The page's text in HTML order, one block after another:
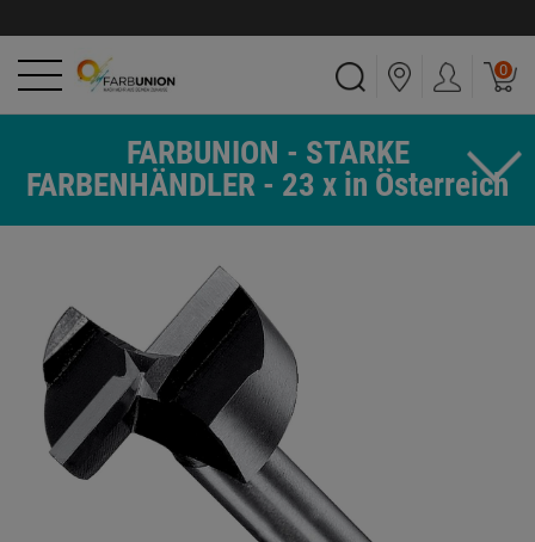
0
FARBUNION - STARKE
FARBENHÄNDLER - 23 x in Österreich